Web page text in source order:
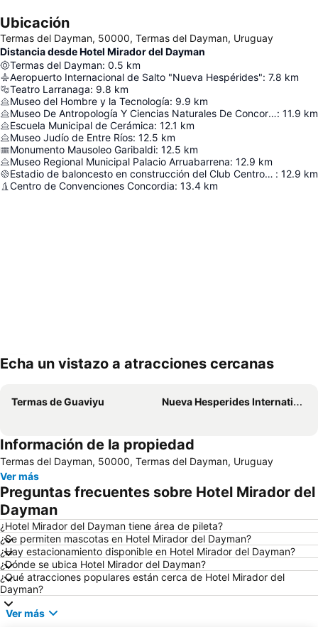
Ubicación
Termas del Dayman, 50000, Termas del Dayman, Uruguay
Distancia desde Hotel Mirador del Dayman
Termas del Dayman: 0.5 km
Aeropuerto Internacional de Salto "Nueva Hespérides": 7.8 km
Teatro Larranaga: 9.8 km
Museo del Hombre y la Tecnología: 9.9 km
Museo De Antropología Y Ciencias Naturales De Concordia: 11.9 km
Escuela Municipal de Cerámica: 12.1 km
Museo Judío de Entre Ríos: 12.5 km
Monumento Mausoleo Garibaldi: 12.5 km
Museo Regional Municipal Palacio Arruabarrena: 12.9 km
Estadio de baloncesto en construcción del Club Centro Exalumnos Capuchinos : 12.9 km
Centro de Convenciones Concordia: 13.4 km
Echa un vistazo a atracciones cercanas
Termas de Guaviyu Nueva Hesperides International Airport
Información de la propiedad
Termas del Dayman, 50000, Termas del Dayman, Uruguay
Ver más
Preguntas frecuentes sobre Hotel Mirador del
Dayman
¿Hotel Mirador del Dayman tiene área de pileta?
¿Se permiten mascotas en Hotel Mirador del Dayman?
¿Hay estacionamiento disponible en Hotel Mirador del Dayman?
¿Dónde se ubica Hotel Mirador del Dayman?
¿Qué atracciones populares están cerca de Hotel Mirador del
Dayman?
Ver más